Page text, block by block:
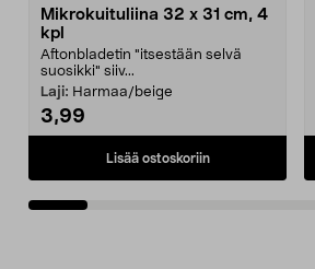
Mikrokuituliina 32 x 31 cm, 4
kpl
Aftonbladetin "itsestään selvä
suosikki" siiv...
Laji: Harmaa/beige
3,99
Lisää ostoskoriin